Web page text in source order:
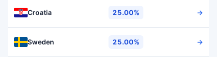
Croatia 25.00% →
Sweden 25.00% →